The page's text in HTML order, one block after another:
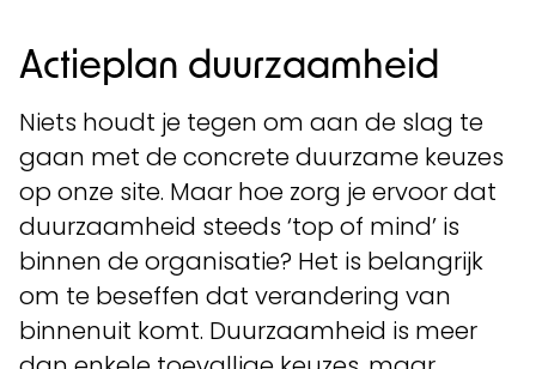
Actieplan duurzaamheid
Niets houdt je tegen om aan de slag te
gaan met de concrete duurzame keuzes
op onze site. Maar hoe zorg je ervoor dat
duurzaamheid steeds ‘top of mind’ is
binnen de organisatie? Het is belangrijk
om te beseffen dat verandering van
binnenuit komt. Duurzaamheid is meer